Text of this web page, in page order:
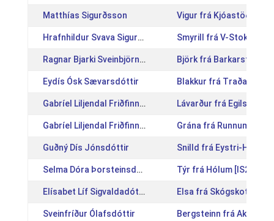
Matthías Sigurðsson Vigur frá Kjóastöðum 3
Hrafnhildur Svava Sigurðardóttir Smyrill frá V-
Ragnar Bjarki Sveinbjörnsson Björk frá Barkarstöðum
Eydís Ósk Sævarsdóttir Blakkur frá Traðarholti
Gabríel Liljendal Friðfinnsson Lávarður frá Egilsá
Gabríel Liljendal Friðfinnsson Grána frá Runnum
Guðný Dís Jónsdóttir Snilld frá Eystri-Hól
Selma Dóra Þorsteinsdóttir Týr frá Hólum
Elísabet Líf Sigvaldadóttir Elsa frá Skógskoti
Sveinfríður Ólafsdóttir Bergsteinn frá Akureyri